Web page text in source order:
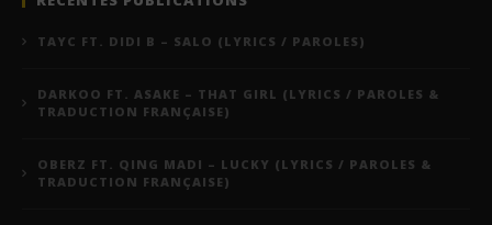
TAYC FT. DIDI B – SALO (LYRICS / PAROLES)
DARKOO FT. ASAKE – THAT GIRL (LYRICS / PAROLES &
TRADUCTION FRANÇAISE)
OBERZ FT. QING MADI – LUCKY (LYRICS / PAROLES &
TRADUCTION FRANÇAISE)